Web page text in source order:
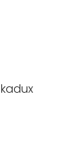
kadux